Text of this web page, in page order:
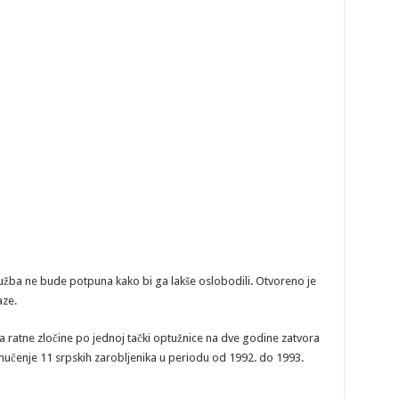
ne bude potpuna kako bi ga lakše oslobodili. Otvoreno je
ratne zločine po jednoj tački optužnice na dve godine zatvora
11 srpskih zarobljenika u periodu od 1992. do 1993.